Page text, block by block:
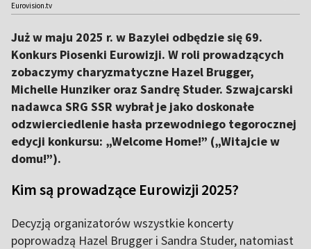
Eurovision.tv
Już w maju 2025 r. w Bazylei odbędzie się 69.
Konkurs Piosenki Eurowizji. W roli prowadzących
zobaczymy charyzmatyczne Hazel Brugger,
Michelle Hunziker oraz Sandrę Studer. Szwajcarski
nadawca SRG SSR wybrał je jako doskonałe
odzwierciedlenie hasła przewodniego tegorocznej
edycji konkursu: „Welcome Home!” („Witajcie w
domu!”).
Kim są prowadzące Eurowizji 2025?
Decyzją organizatorów wszystkie koncerty
poprowadzą Hazel Brugger i Sandra Studer, natomiast